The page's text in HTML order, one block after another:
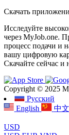
Скачать
Исследуйте
через MyJob.one.
процесс подачи и
вашу цифровую
Скачайте сейчас и
Copyright © 2025
Русский
English
中
USD